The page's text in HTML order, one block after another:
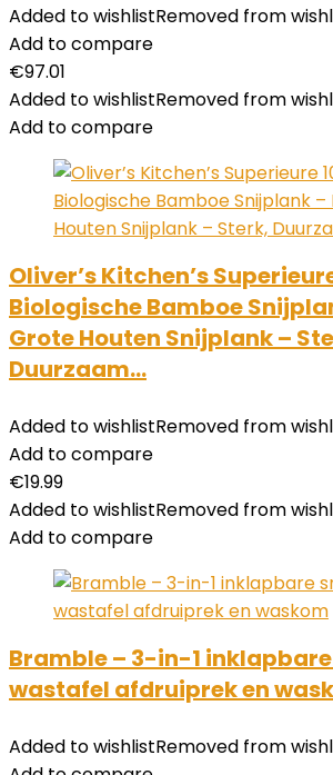
Added to wishlistRemoved from
Add to compare
€97.01
Added to wishlistRemoved from
Add to compare
Oliver’s Kitchen’s
Biologische Bamboe
Grote Houten Snijplank –
Duurzaam…
Added to wishlistRemoved from
Add to compare
€19.99
Added to wishlistRemoved from
Add to compare
Bramble – 3-in-1
wastafel afdruiprek en
Added to wishlistRemoved from